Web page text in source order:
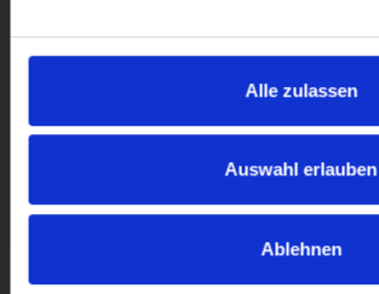
Alle zulassen
Auswahl erlauben
Ablehnen